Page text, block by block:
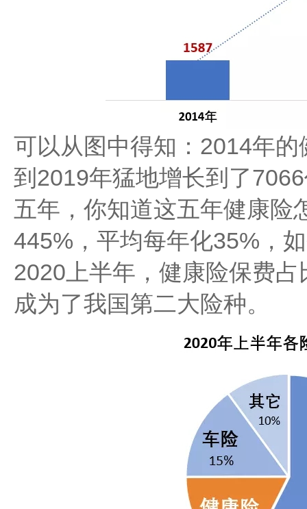
可以从图中得知：2014年
到2019年猛地增长到了
五年，你知道这五年健康险
445%，平均每年化35%，
2020上半年，健康险保费
成为了我国第二大险种。